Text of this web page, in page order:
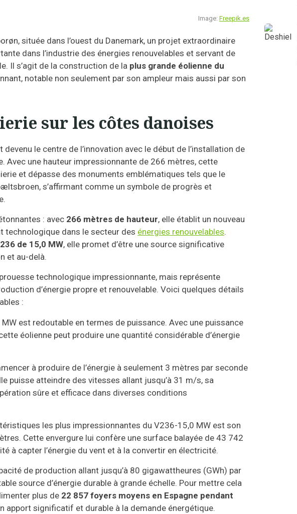
Image: Freepik.es
située dans l’ouest du Danemark, un projet extraordinaire
dans l’industrie des énergies renouvelables et servant de
Il s’agit de la construction de la plus grande éolienne du
notable non seulement par son ampleur mais aussi par son
sur les côtes danoises
le centre de l’innovation avec le début de l’installation de
Avec une hauteur impressionnante de 266 mètres, cette
et dépasse des monuments emblématiques tels que le
s’affirmant comme un symbole de progrès et
: avec 266 mètres de hauteur, elle établit un nouveau
technologique dans le secteur des énergies renouvelables.
de 15,0 MW, elle promet d’être une source significative
et au-delà.
technologique impressionnante, mais représente
d’énergie propre et renouvelable. Voici quelques détails
:
est redoutable en termes de puissance. Avec une puissance
éolienne peut produire une quantité considérable d’énergie
à produire de l’énergie à seulement 3 mètres par seconde
puisse atteindre des vitesses allant jusqu’à 31 m/s, sa
sûre et efficace dans diverses conditions
les plus impressionnantes du V236-15,0 MW est son
Cette envergure lui confère une surface balayée de 43 742
à capter l’énergie du vent et à la convertir en électricité.
de production allant jusqu’à 80 gigawattheures (GWh) par
source d’énergie durable à grande échelle. Pour mettre cela
plus de 22 857 foyers moyens en Espagne pendant
apport significatif et durable à la demande énergétique.